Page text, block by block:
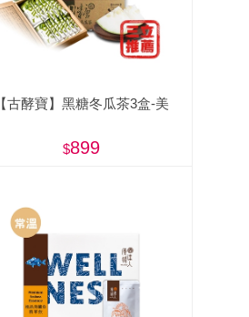
【古酵寶】黑糖冬瓜茶3盒-美
899